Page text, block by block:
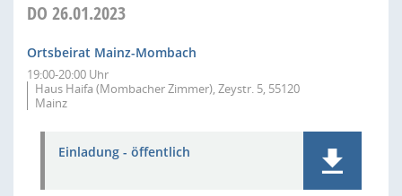
DO 26.01.2023
Ortsbeirat Mainz-Mombach
19:00-20:00 Uhr
Haus Haifa (Mombacher Zimmer), Zeystr. 5, 55120
Mainz
Einladung - öffentlich